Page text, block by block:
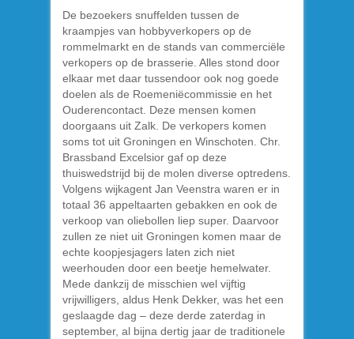
De bezoekers snuffelden tussen de
kraampjes van hobbyverkopers op de
rommelmarkt en de stands van commerciële
verkopers op de brasserie. Alles stond door
elkaar met daar tussendoor ook nog goede
doelen als de Roemeniëcommissie en het
Ouderencontact. Deze mensen komen
doorgaans uit Zalk. De verkopers komen
soms tot uit Groningen en Winschoten. Chr.
Brassband Excelsior gaf op deze
thuiswedstrijd bij de molen diverse optredens.
Volgens wijkagent Jan Veenstra waren er in
totaal 36 appeltaarten gebakken en ook de
verkoop van oliebollen liep super. Daarvoor
zullen ze niet uit Groningen komen maar de
echte koopjesjagers laten zich niet
weerhouden door een beetje hemelwater.
Mede dankzij de misschien wel vijftig
vrijwilligers, aldus Henk Dekker, was het een
geslaagde dag – deze derde zaterdag in
september, al bijna dertig jaar de traditionele